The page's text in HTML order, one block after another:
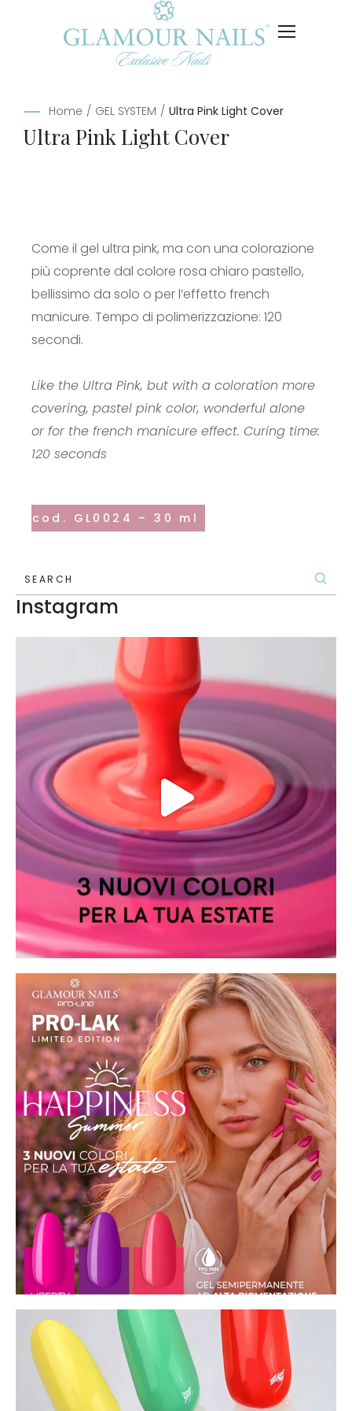
Home / GEL SYSTEM / Ultra Pink Light Cover
Ultra Pink Light Cover
Come il gel ultra pink, ma con una colorazione
più coprente dal colore rosa chiaro pastello,
bellissimo da solo o per l’effetto french
manicure. Tempo di polimerizzazione: 120
secondi.
Like the Ultra Pink, but with a coloration more
covering, pastel pink color, wonderful alone
or for the french manicure effect. Curing time:
120 seconds
cod. GL0024 – 30 ml
SEARCH
Instagram